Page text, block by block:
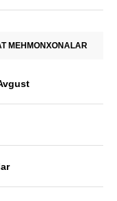
MEHMONXONALAR